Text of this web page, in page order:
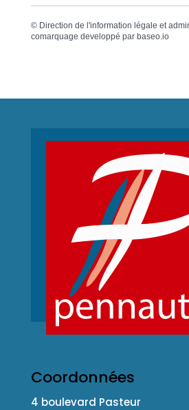
© Direction de l'information légale et
comarquage developpé par baseo.io
Coordonnées
4 boulevard Pasteur